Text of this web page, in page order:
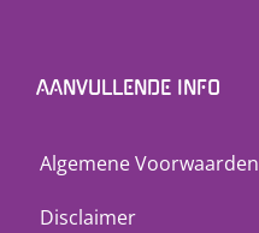
AANVULLENDE INFO
Algemene Voorwaarden
Disclaimer